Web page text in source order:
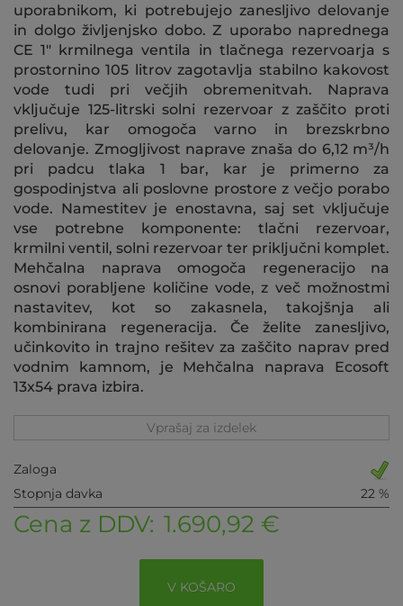
uporabnikom, ki potrebujejo zanesljivo delovanje
in dolgo življenjsko dobo. Z uporabo naprednega
CE 1" krmilnega ventila in tlačnega rezervoarja s
prostornino 105 litrov zagotavlja stabilno kakovost
vode tudi pri večjih obremenitvah. Naprava
vključuje 125-litrski solni rezervoar z zaščito proti
prelivu, kar omogoča varno in brezskrbno
delovanje. Zmogljivost naprave znaša do 6,12 m³/h
pri padcu tlaka 1 bar, kar je primerno za
gospodinjstva ali poslovne prostore z večjo porabo
vode. Namestitev je enostavna, saj set vključuje
vse potrebne komponente: tlačni rezervoar,
krmilni ventil, solni rezervoar ter priključni komplet.
Mehčalna naprava omogoča regeneracijo na
osnovi porabljene količine vode, z več možnostmi
nastavitev, kot so zakasnela, takojšnja ali
kombinirana regeneracija. Če želite zanesljivo,
učinkovito in trajno rešitev za zaščito naprav pred
vodnim kamnom, je Mehčalna naprava Ecosoft
13x54 prava izbira.
Vprašaj za izdelek
Zaloga
Stopnja davka
22 %
Cena z DDV: 1.690,92 €
V KOŠARO